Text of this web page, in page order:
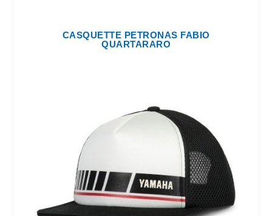
CASQUETTE PETRONAS FABIO
QUARTARARO